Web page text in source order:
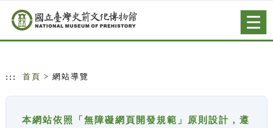
跳到主要內容
網站導覽
::: 首頁 > 網站導覽
本網站依照「無障礙網頁開發規範」原則設計，遵